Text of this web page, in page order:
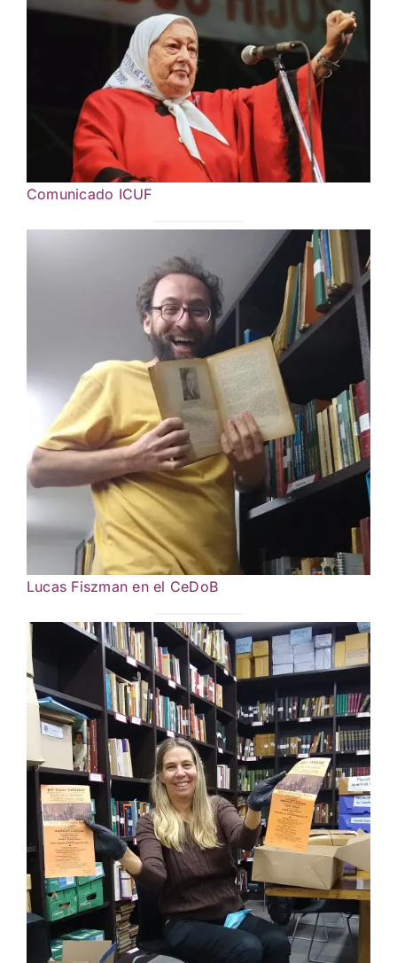
Comunicado ICUF
Lucas Fiszman en el CeDoB